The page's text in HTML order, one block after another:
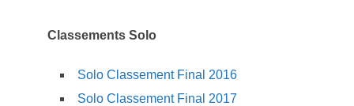
Classements Solo
Solo Classement Final 2016
Solo Classement Final 2017